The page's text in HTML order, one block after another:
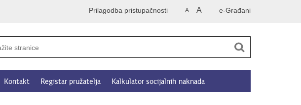
e-Građani
A A
Prilagodba pristupačnosti
Kontakt Registar pružatelja Kalkulator socijalnih naknada